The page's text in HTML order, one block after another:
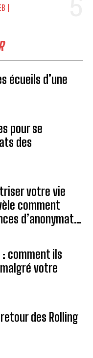
écueils d’une
pour se
des
votre vie
comment
d’anonymat…
comment ils
votre
des Rolling